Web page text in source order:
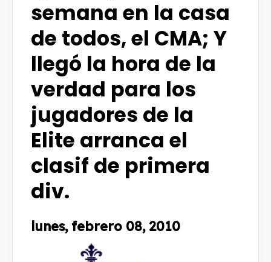
semana en la casa
de todos, el CMA; Y
llegó la hora de la
verdad para los
jugadores de la
Elite arranca el
clasif de primera
div.
lunes, febrero 08, 2010